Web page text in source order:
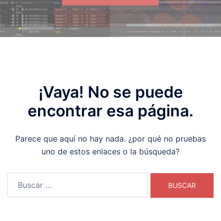
¡Vaya! No se puede
encontrar esa página.
Parece que aquí no hay nada. ¿por qué no pruebas
uno de estos enlaces o la búsqueda?